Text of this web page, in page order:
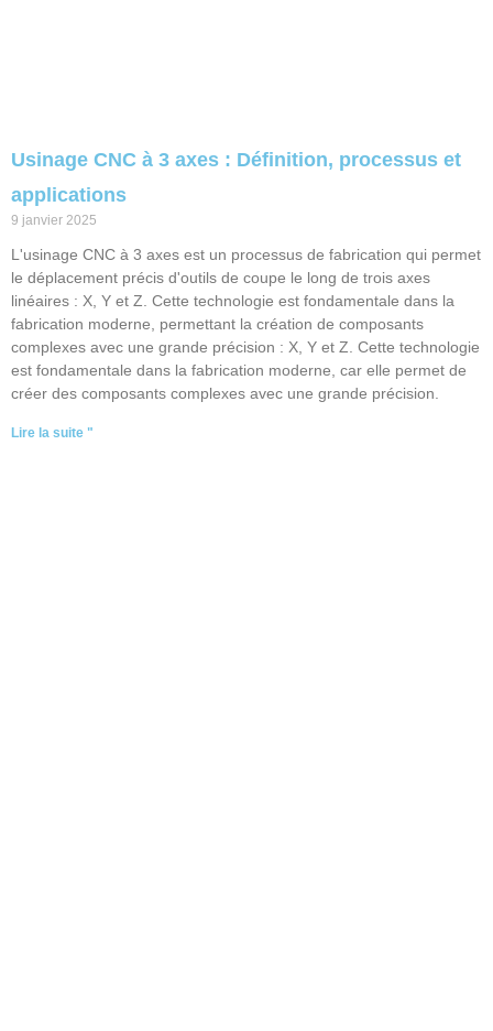
Usinage CNC à 3 axes : Définition, processus et
applications
9 janvier 2025
L'usinage CNC à 3 axes est un processus de fabrication qui permet
le déplacement précis d'outils de coupe le long de trois axes
linéaires : X, Y et Z. Cette technologie est fondamentale dans la
fabrication moderne, permettant la création de composants
complexes avec une grande précision : X, Y et Z. Cette technologie
est fondamentale dans la fabrication moderne, car elle permet de
créer des composants complexes avec une grande précision.
Lire la suite "